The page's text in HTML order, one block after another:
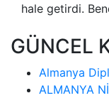
hale getirdi.
GÜNCEL
Almanya
ALMANYA